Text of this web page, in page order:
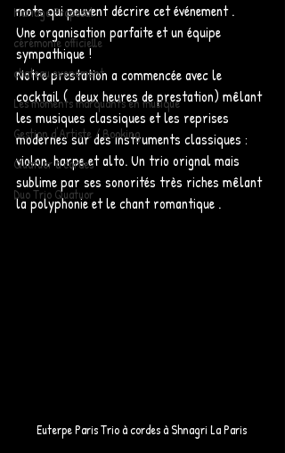
Mariage Proposal
cérémonie officielle
chateau evenement
Les moments marquants en musique
Gestion d'Artiste / Booking
Quatuor à cordes
Duo Trio Quatuor
mots qui peuvent décrire cet événement .
Une organisation parfaite et un équipe
sympathique !
Notre prestation a commencée avec le
cocktail (  deux heures de prestation) mêlant
les musiques classiques et les reprises
modernes sur des instruments classiques :
violon, harpe et alto. Un trio orignal mais
sublime par ses sonorités très riches mêlant
la polyphonie et le chant romantique .
Euterpe Paris Trio à cordes à Shnagri La Paris